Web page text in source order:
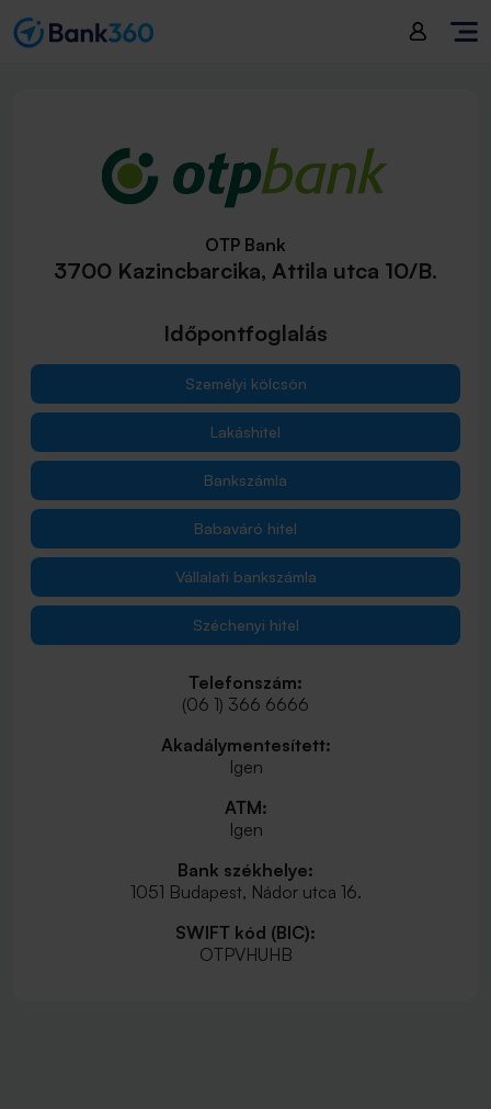
OTP Bank
3700 Kazincbarcika, Attila utca 10/B.
Időpontfoglalás
Személyi kölcsön
Lakáshitel
Bankszámla
Babaváró hitel
Vállalati bankszámla
Széchenyi hitel
Telefonszám:
(06 1) 366 6666
Akadálymentesített:
Igen
ATM:
Igen
Bank székhelye:
1051 Budapest, Nádor utca 16.
SWIFT kód (BIC):
OTPVHUHB